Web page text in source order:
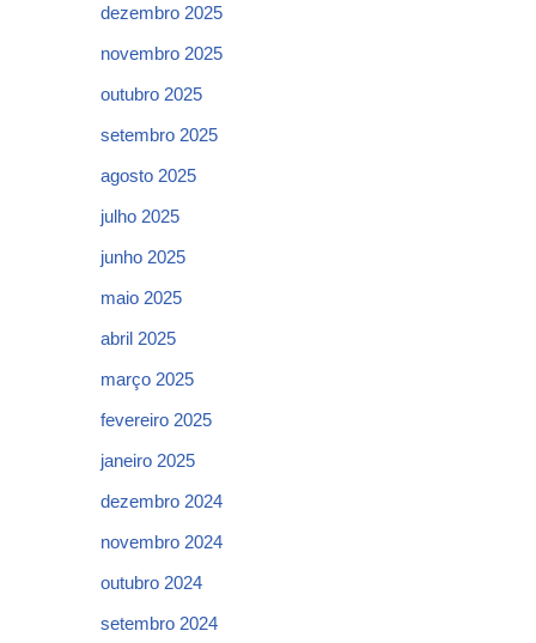
dezembro 2025
novembro 2025
outubro 2025
setembro 2025
agosto 2025
julho 2025
junho 2025
maio 2025
abril 2025
março 2025
fevereiro 2025
janeiro 2025
dezembro 2024
novembro 2024
outubro 2024
setembro 2024